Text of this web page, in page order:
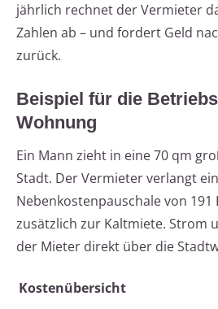
jährlich rechnet der Vermieter
Zahlen ab – und fordert Geld
zurück.
Beispiel für die
Wohnung
Ein Mann zieht in eine 70 qm
Stadt. Der Vermieter verlangt
Nebenkostenpauschale von 191
zusätzlich zur Kaltmiete. Strom
der Mieter direkt über die
Kostenübersicht